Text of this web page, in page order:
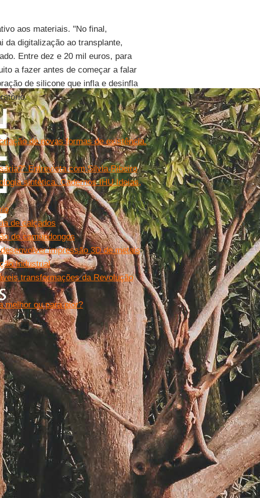
aos materiais. "No final,
da digitalização ao transplante,
Entre dez e 20 mil euros, para
a fazer antes de começar a falar
de silicone que infla e desinfla
de novas formas de existência.
Entrevista com Silvia Ribeiro
sintética. Cadernos IHU Ideias,
de calçados
de camundongos
impressão 3D de metais
Industrial
transformações da Revolução
melhor ou para pior?